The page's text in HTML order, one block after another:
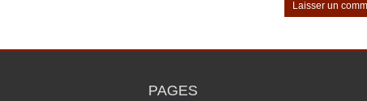
PAGES